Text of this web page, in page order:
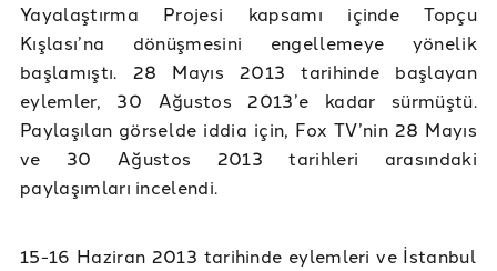
Yayalaştırma Projesi kapsamı içinde Topçu
Kışlası’na dönüşmesini engellemeye yönelik
başlamıştı. 28 Mayıs 2013 tarihinde başlayan
eylemler, 30 Ağustos 2013’e kadar sürmüştü.
Paylaşılan görselde iddia için, Fox TV’nin 28 Mayıs
ve 30 Ağustos 2013 tarihleri arasındaki
paylaşımları incelendi.
15-16 Haziran 2013 tarihinde eylemleri ve İstanbul